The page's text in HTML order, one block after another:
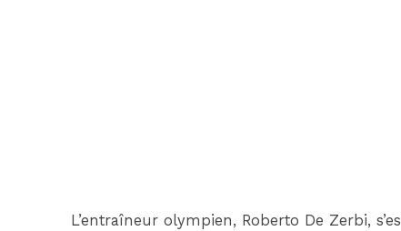
L’entraîneur olympien, Roberto De Zerbi,